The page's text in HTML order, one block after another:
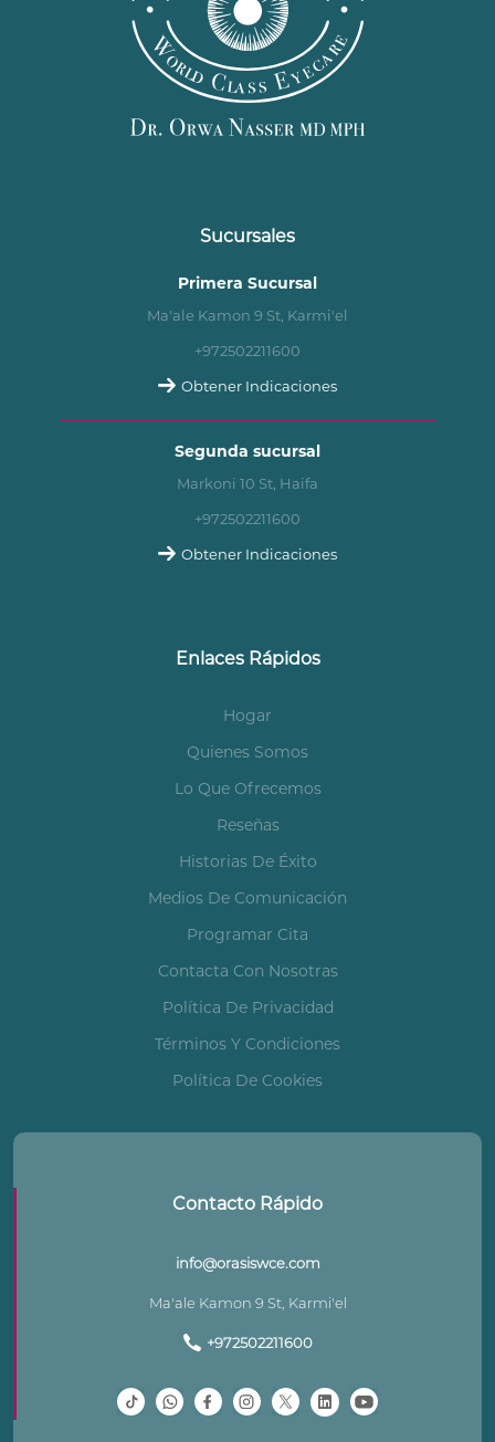
Sucursales
Primera Sucursal
Ma'ale Kamon 9 St, Karmi'el
+972502211600
Obtener Indicaciones
Segunda sucursal
Markoni 10 St, Haifa
+972502211600
Obtener Indicaciones
Enlaces Rápidos
Hogar
Quienes Somos
Lo Que Ofrecemos
Reseñas
Historias De Éxito
Medios De Comunicación
Programar Cita
Contacta Con Nosotras
Política De Privacidad
Términos Y Condiciones
Política De Cookies
Contacto Rápido
info@orasiswce.com
Ma'ale Kamon 9 St, Karmi'el
+972502211600